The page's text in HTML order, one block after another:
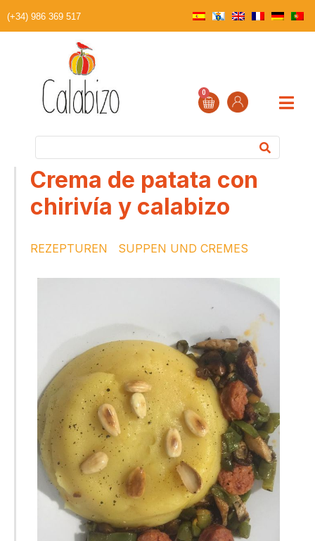
(+34) 986 369 517
0
Crema de patata con
chirivía y calabizo
REZEPTUREN SUPPEN UND CREMES